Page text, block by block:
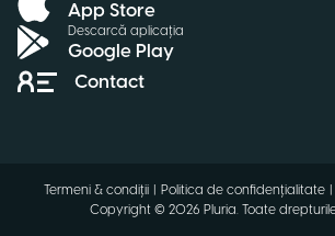
App Store
Descarcă aplicația
Google Play
Contact
Copyright © 2026 Pluria. Toate
Termeni & condiții Politica de confidențialitate